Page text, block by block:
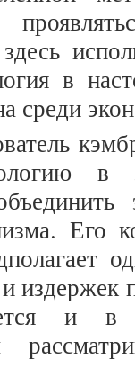
в
среди
Его
издержек
и